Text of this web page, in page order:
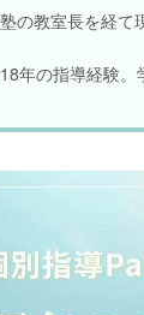
の教室長を経て
年の指導経験